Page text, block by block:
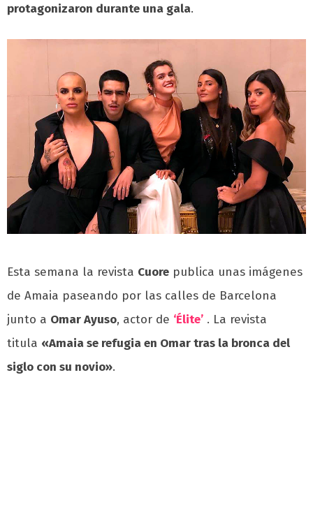
protagonizaron durante una gala.
Esta semana la revista Cuore publica unas imágenes
de Amaia paseando por las calles de Barcelona
junto a Omar Ayuso, actor de ‘Élite’ . La revista
titula «Amaia se refugia en Omar tras la bronca del
siglo con su novio».